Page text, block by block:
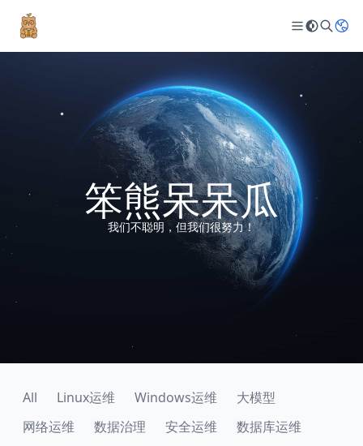
笨熊呆呆瓜
我们不聪明，但我们很努力！
All Linux运维 Windows运维
大模型
网络运维
数据治理 安全运维
数据库运维